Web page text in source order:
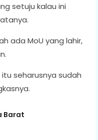
setuju kalau ini
ada MoU yang lahir,
itu seharusnya sudah
Barat